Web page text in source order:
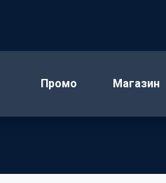
Промо Магазин